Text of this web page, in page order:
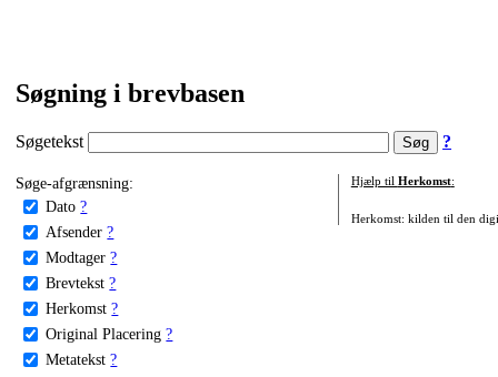
Søgning i brevbasen
Søgetekst ?
Søge-afgrænsning:
Dato ?
Afsender ?
Modtager ?
Brevtekst ?
Herkomst ?
Original Placering ?
Metatekst ?
Hjælp til Herkomst:
Herkomst: kilden til den